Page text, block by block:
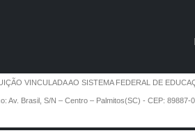
VINCULADA AO SISTEMA FEDERAL DE
Av. Brasil, S/N – Centro – Palmitos(SC) - CEP: